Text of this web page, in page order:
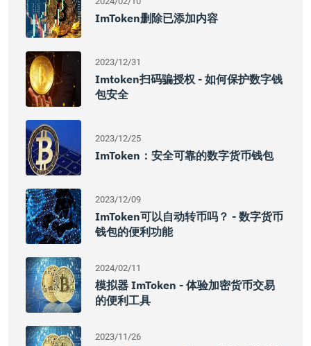
ImToken删除已添加内容
2023/12/31
Imtoken扫码骗授权 - 如何保护数字钱
包安全
2023/12/25
ImToken：安全可靠的数字货币钱包
2023/12/09
ImToken可以自动转币吗？ - 数字货币
钱包的便利功能
2024/02/11
模拟器 ImToken - 体验加密货币交易
的便利工具
2023/11/26